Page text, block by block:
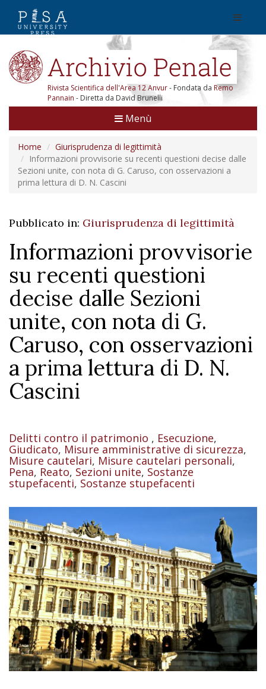
Rivista Scientifica dell'Area 12 Anvur- Fondata da Remo
Pannain - Diretta da David Brunelli
Menù
Home
Giurisprudenza di legittimità
Informazioni provvisorie su recenti questioni decise dalle
Sezioni unite, con nota di G. Caruso, con osservazioni a
prima lettura di D. N. Cascini
Pubblicato in: Giurisprudenza di legittimità
Informazioni provvisorie
su recenti questioni
decise dalle Sezioni
unite, con nota di G.
Caruso, con osservazioni
a prima lettura di D. N.
Cascini
Delitti contro il patrimonio , Esecuzione,
Giudicato, Misure amministrative di sicurezza,
Misure cautelari, Misure cautelari personali,
Pena, Reato, Sezioni unite, Sostanze
stupefacenti, Sostanze stupefacenti